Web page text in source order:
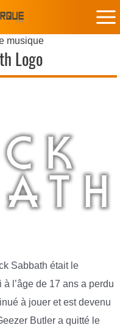
musique
Logo
Sabbath était le
l’âge de 17 ans a perdu
à jouer et est devenu
Butler a quitté le